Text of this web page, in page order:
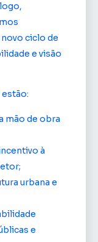
ciclo de
e visão
mão de obra
à
urbana e
e